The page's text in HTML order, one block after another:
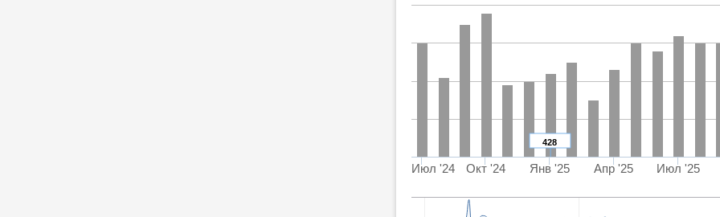
428
Июл '24 Окт '24 Янв '25 Апр '25 Июл '25